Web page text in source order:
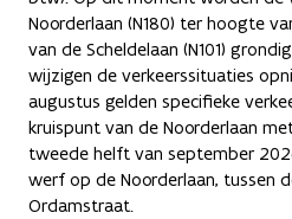
Noorderlaan (N180) ter hoogte
van de Scheldelaan (N101)
wijzigen de verkeerssituaties
augustus gelden specifieke
kruispunt van de Noorderlaan
tweede helft van september
werf op de Noorderlaan, tussen
Ordamstraat.